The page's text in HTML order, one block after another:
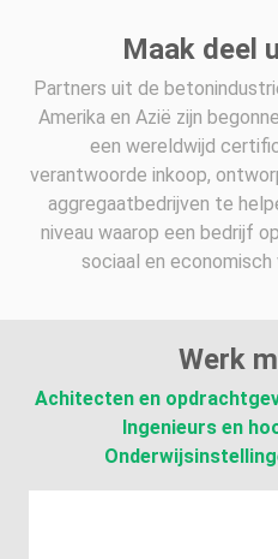
Maak deel
Partners uit de
Amerika en Azië zijn
een wereldwijd
verantwoorde inkoop,
aggregaatbedrijven te
niveau waarop een bedrijf
sociaal en economisch
Werk
Achitecten en
Ingenieurs en